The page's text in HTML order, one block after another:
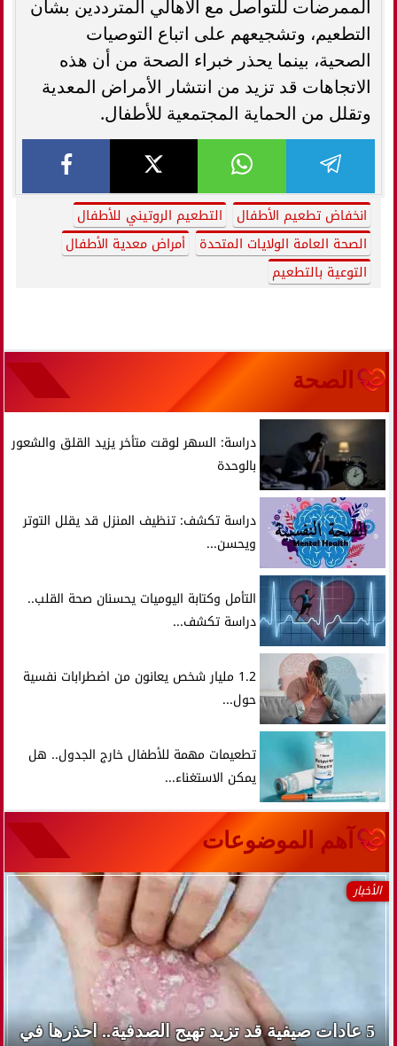
الممرضات للتواصل مع الأهالي المترددين بشأن
التطعيم، وتشجيعهم على اتباع التوصيات
الصحية، بينما يحذر خبراء الصحة من أن هذه
الاتجاهات قد تزيد من انتشار الأمراض المعدية
وتقلل من الحماية المجتمعية للأطفال.
انخفاض تطعيم الأطفال
التطعيم الروتيني للأطفال
الصحة العامة الولايات المتحدة
أمراض معدية الأطفال
التوعية بالتطعيم
الصحة
دراسة: السهر لوقت متأخر يزيد القلق والشعور
بالوحدة
دراسة تكشف: تنظيف المنزل قد يقلل التوتر
ويحسن...
التأمل وكتابة اليوميات يحسنان صحة القلب..
دراسة تكشف...
1.2 مليار شخص يعانون من اضطرابات نفسية
حول...
تطعيمات مهمة للأطفال خارج الجدول.. هل
يمكن الاستغناء...
آهم الموضوعات
الأخبار
5 عادات صيفية قد تزيد تهيج الصدفية.. احذرها في